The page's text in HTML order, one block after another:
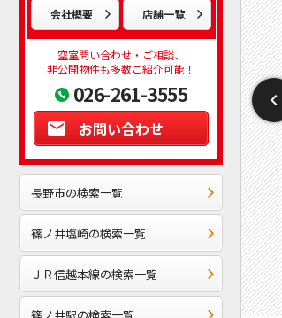
会社概要 店舗一覧
空室問い合わせ・ご相談、
非公開物件も多数ご紹介可能！
026-261-3555
お問い合わせ
長野市の検索一覧
篠ノ井塩崎の検索一覧
ＪＲ信越本線の検索一覧